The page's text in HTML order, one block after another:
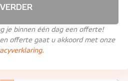
VERDER
je binnen één dag een offerte!
offerte gaat u akkoord met onze